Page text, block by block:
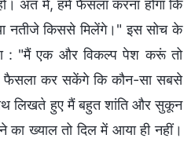
अंत में, हमें फैसला करना होगा कि
नतीजे किससे मिलेंगे।" इस सोच के
: "मैं एक और विकल्प पेश करूं तो
फैसला कर सकेंगे कि कौन-सा सबसे
लिखते हुए मैं बहुत शांति और सुकून
ख्याल तो दिल में आया ही नहीं।